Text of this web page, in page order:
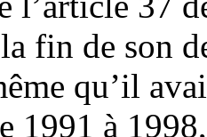
fin de son
qu’il
1991 à